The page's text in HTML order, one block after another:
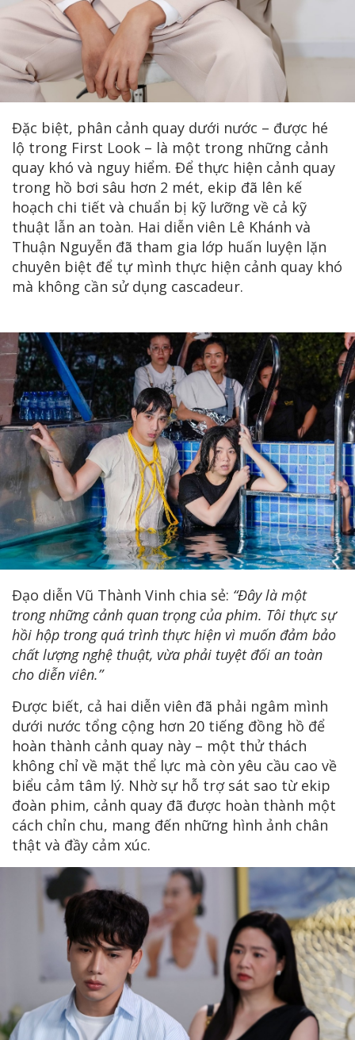
Đặc biệt, phân cảnh quay dưới nước – được hé
lộ trong First Look – là một trong những cảnh
quay khó và nguy hiểm. Để thực hiện cảnh quay
trong hồ bơi sâu hơn 2 mét, ekip đã lên kế
hoạch chi tiết và chuẩn bị kỹ lưỡng về cả kỹ
thuật lẫn an toàn. Hai diễn viên Lê Khánh và
Thuận Nguyễn đã tham gia lớp huấn luyện lặn
chuyên biệt để tự mình thực hiện cảnh quay khó
mà không cần sử dụng cascadeur.
Đạo diễn Vũ Thành Vinh chia sẻ: “Đây là một
trong những cảnh quan trọng của phim. Tôi thực sự
hồi hộp trong quá trình thực hiện vì muốn đảm bảo
chất lượng nghệ thuật, vừa phải tuyệt đối an toàn
cho diễn viên.”
Được biết, cả hai diễn viên đã phải ngâm mình
dưới nước tổng cộng hơn 20 tiếng đồng hồ để
hoàn thành cảnh quay này – một thử thách
không chỉ về mặt thể lực mà còn yêu cầu cao về
biểu cảm tâm lý. Nhờ sự hỗ trợ sát sao từ ekip
đoàn phim, cảnh quay đã được hoàn thành một
cách chỉn chu, mang đến những hình ảnh chân
thật và đầy cảm xúc.